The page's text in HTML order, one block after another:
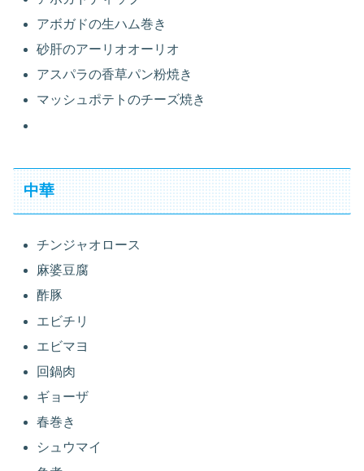
アボガドの生ハム巻き
砂肝のアーリオオーリオ
アスパラの香草パン粉焼き
マッシュポテトのチーズ焼き
中華
チンジャオロース
麻婆豆腐
酢豚
エビチリ
エビマヨ
回鍋肉
ギョーザ
春巻き
シュウマイ